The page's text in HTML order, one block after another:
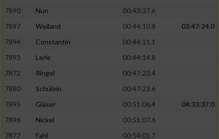
7890
Nun
00:43:37.6
7897
Weiland 00:44:10.8
03:47:24.0
7894
Constantin
00:44:11.1
7893
Lerle
00:44:14.8
7872
Ringel
00:47:23.4
7880
Schülein
00:47:23.6
7895
Gläser 00:51:06.4
04:33:37.0
7896
Nickel
00:51:07.6
7877
Fahl 00:54:01.7